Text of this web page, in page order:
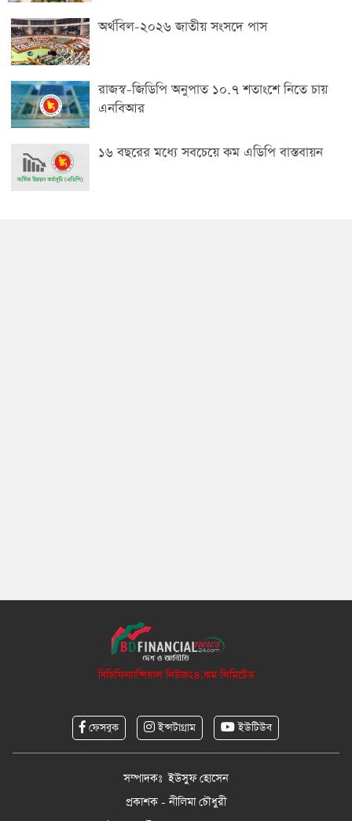
অর্থবিল-২০২৬ জাতীয় সংসদে পাস
রাজস্ব-জিডিপি অনুপাত ১০.৭ শতাংশে নিতে চায়
এনবিআর
১৬ বছরের মধ্যে সবচেয়ে কম এডিপি বাস্তবায়ন
বিডিফিন্যান্সিয়াল নিউজ২৪.কম লিমিটেড
ফেসবুক ইন্সটাগ্রাম ইউটিউব
সম্পাদকঃ ইউসুফ হোসেন
প্রকাশক - নীলিমা চৌধুরী